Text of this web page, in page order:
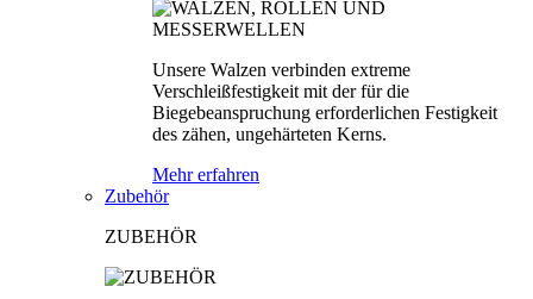
Unsere Walzen verbinden extreme
Verschleißfestigkeit mit der für die
Biegebeanspruchung erforderlichen Festigkeit
des zähen, ungehärteten Kerns.
Mehr erfahren
Zubehör
ZUBEHÖR